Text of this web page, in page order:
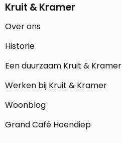
Kruit & Kramer
Over ons
Historie
Een duurzaam Kruit & Kramer
Werken bij Kruit & Kramer
Woonblog
Grand Café Hoendiep